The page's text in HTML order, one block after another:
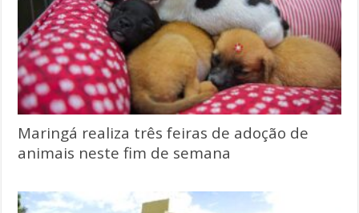
Maringá realiza três feiras de adoção de
animais neste fim de semana